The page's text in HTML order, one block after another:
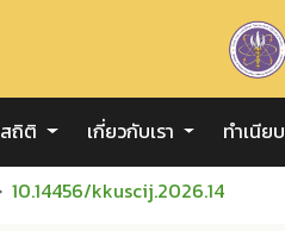
สถิติ เกี่ยวกับเรา ทำเนียบ
10.14456/kkuscij.2026.14